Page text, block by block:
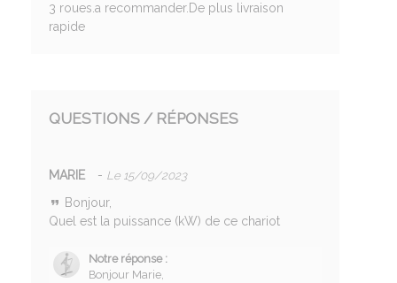
3 roues.a recommander.De plus livraison
rapide
QUESTIONS / RÉPONSES
MARIE - Le 15/09/2023
Bonjour,
Quel est la puissance (kW) de ce chariot
Notre réponse :
Bonjour Marie,